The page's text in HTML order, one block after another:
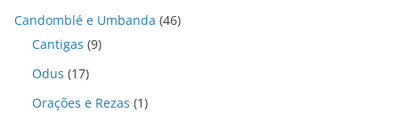
Candomblé e Umbanda (46)
Cantigas (9)
Odus (17)
Orações e Rezas (1)